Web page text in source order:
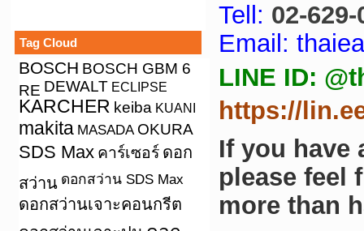
Tag Cloud
BOSCH BOSCH GBM 6
RE DEWALT ECLIPSE
KARCHER keiba KUANI
makita MASADA OKURA
SDS Max คาร์เซอร์ ดอก
สว่าน ดอกสว่าน SDS Max
ดอกสว่านเจาะคอนกรีต
Tell: 02-629-
Email:
LINE ID:
https://
If you have
please feel
more than